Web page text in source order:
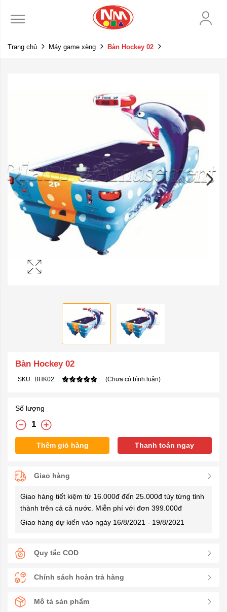
Trang chủ Máy game xèng Bàn Hockey 02
Bàn Hockey 02
SKU: BHK02 (Chưa có bình luận)
Số lượng
Thêm giỏ hàng Thanh toán ngay
Giao hàng
Giao hàng tiết kiệm từ 16.000đ đến 25.000đ tùy từng tỉnh
thành trên cả cả nước. Miễn phí với đơn 399.000đ
Giao hàng dự kiến vào ngày 16/8/2021 - 19/8/2021
Quy tắc COD
Chính sách hoàn trả hàng
Mô tả sản phẩm